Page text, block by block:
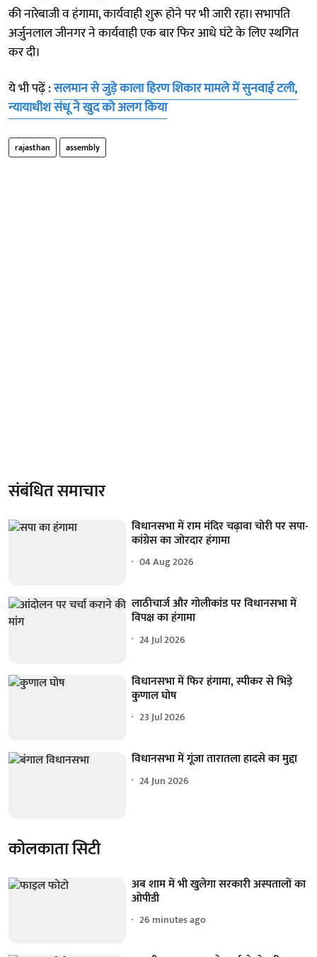
की नारेबाजी व हंगामा, कार्यवाही शुरू होने पर भी जारी रहा। सभापति
अर्जुनलाल जीनगर ने कार्यवाही एक बार फिर आधे घंटे के लिए स्थगित
कर दी।
ये भी पढ़ें :सलमान से जुड़े काला हिरण शिकार मामले में सुनवाई टली,
न्यायाधीश संधू ने खुद को अलग किया
rajasthan assembly
संबंधित समाचार
विधानसभा में राम मंदिर चढ़ावा चोरी पर सपा-
कांग्रेस का जोरदार हंगामा
04 Aug 2026
लाठीचार्ज और गोलीकांड पर विधानसभा में
विपक्ष का हंगामा
24 Jul 2026
विधानसभा में फिर हंगामा, स्पीकर से भिड़े
कुणाल घोष
23 Jul 2026
विधानसभा में गूंजा तारातला हादसे का मुद्दा
24 Jun 2026
कोलकाता सिटी
अब शाम में भी खुलेगा सरकारी अस्पतालों का
ओपीडी
26 minutes ago